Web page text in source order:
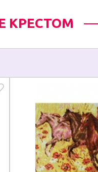
КРЕСТОМ